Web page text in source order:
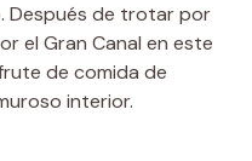
Después de trotar por
el Gran Canal en este
de comida de
interior.